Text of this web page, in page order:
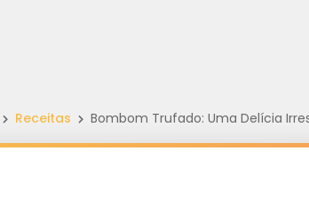
Receitas Bombom Trufado: Uma Delícia